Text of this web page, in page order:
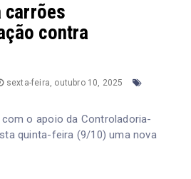
carrões
contra
sexta-feira, outubro 10, 2025
com o apoio da Controladoria-
quinta-feira (9/10) uma nova